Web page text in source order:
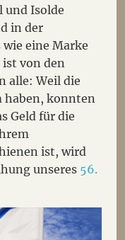
und Isolde
in der
eine Marke
ist von den
alle: Weil die
haben, konnten
Geld für die
ist, wird
unseres 56.